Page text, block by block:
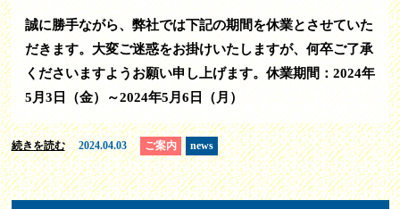
誠に勝手ながら、弊社では下記の期間を休業とさせていた
だきます。大変ご迷惑をお掛けいたしますが、何卒ご了承
くださいますようお願い申し上げます。休業期間：2024年
5月3日（金）～2024年5月6日（月）
続きを読む 2024.04.03 ご案内 news